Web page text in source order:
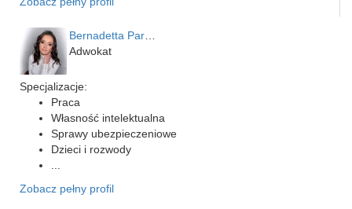
Adwokat
Specjalizacje:
Praca
Własność intelektualna
Sprawy ubezpieczeniowe
Dzieci i rozwody
Zobacz pełny profil